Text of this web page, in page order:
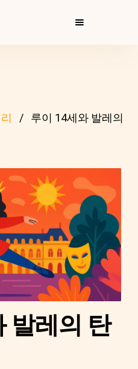
루이 14세와 발레의
발레의 탄